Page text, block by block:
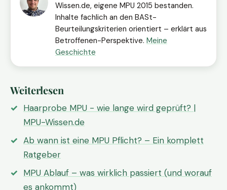
Wissen.de, eigene MPU 2015 bestanden.
Inhalte fachlich an den BASt-
Beurteilungskriterien orientiert – erklärt aus
Betroffenen-Perspektive. Meine
Geschichte
Weiterlesen
Haarprobe MPU - wie lange wird geprüft? |
MPU-Wissen.de
Ab wann ist eine MPU Pflicht? – Ein komplett
Ratgeber
MPU Ablauf – was wirklich passiert (und worauf
es ankommt)